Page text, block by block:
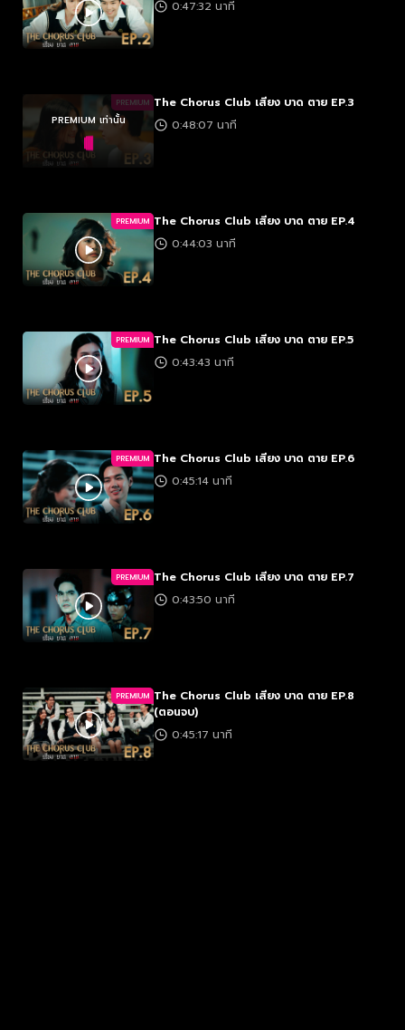
0:47:32 นาที
PREMIUM
PREMIUM เท่านั้น
The Chorus Club เสียง บาด ตาย EP.3
0:48:07 นาที
PREMIUM The Chorus Club เสียง บาด ตาย EP.4
0:44:03 นาที
PREMIUM The Chorus Club เสียง บาด ตาย EP.5
0:43:43 นาที
PREMIUM The Chorus Club เสียง บาด ตาย EP.6
0:45:14 นาที
PREMIUM The Chorus Club เสียง บาด ตาย EP.7
0:43:50 นาที
PREMIUM The Chorus Club เสียง บาด ตาย EP.8
(ตอนจบ)
0:45:17 นาที